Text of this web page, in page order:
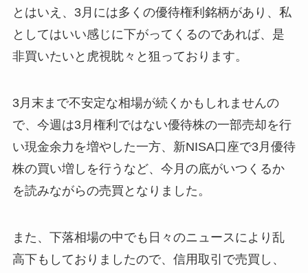
とはいえ、3月には多くの優待権利銘柄があり、私
としてはいい感じに下がってくるのであれば、是
非買いたいと虎視眈々と狙っております。
3月末まで不安定な相場が続くかもしれませんの
で、今週は3月権利ではない優待株の一部売却を行
い現金余力を増やした一方、新NISA口座で3月優待
株の買い増しを行うなど、今月の底がいつくるか
を読みながらの売買となりました。
また、下落相場の中でも日々のニュースにより乱
高下もしておりましたので、信用取引で売買し、